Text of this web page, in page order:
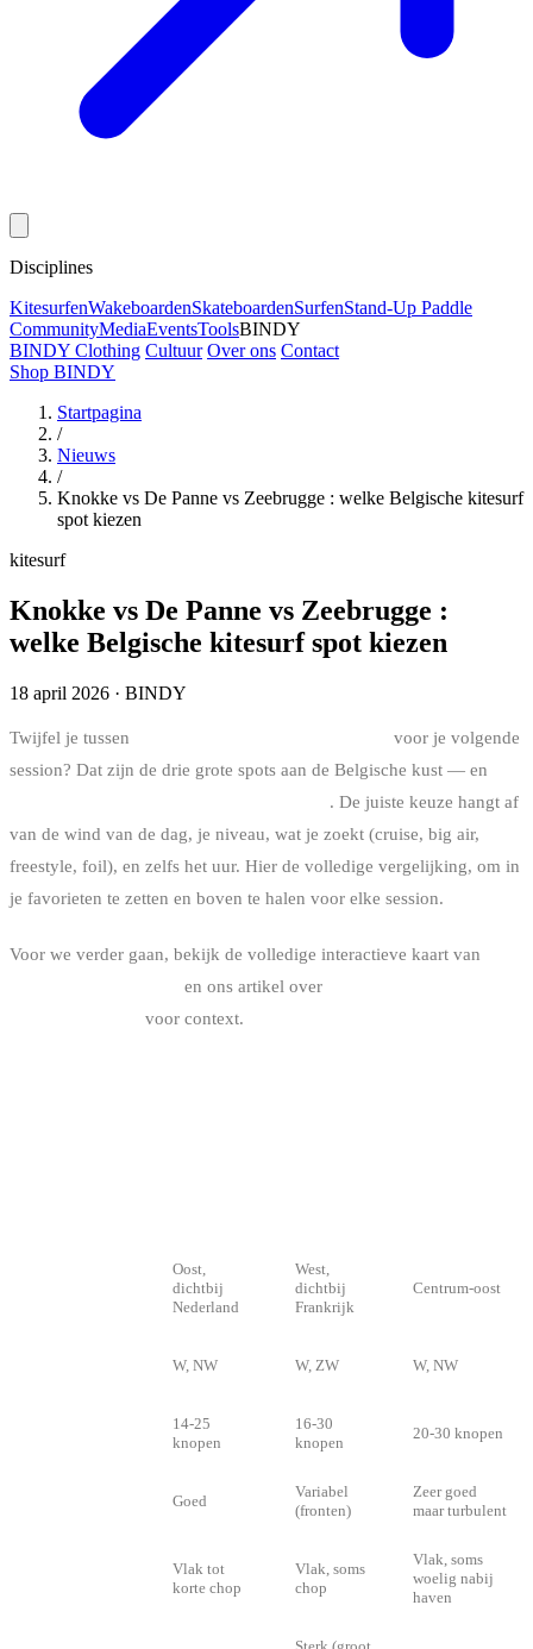
Disciplines
KitesurfenWakeboardenSkateboardenSurfenStand-Up Paddle
CommunityMediaEventsToolsBINDY
BINDY Clothing Cultuur Over ons Contact
Shop BINDY
Startpagina
/
Nieuws
/
Knokke vs De Panne vs Zeebrugge : welke Belgische kitesurf
spot kiezen
kitesurf
Knokke vs De Panne vs Zeebrugge :
welke Belgische kitesurf spot kiezen
18 april 2026 · BINDY
Twijfel je tussen
voor je volgende
session? Dat zijn de drie grote spots aan de Belgische kust — en
. De juiste keuze hangt af
van de wind van de dag, je niveau, wat je zoekt (cruise, big air,
freestyle, foil), en zelfs het uur. Hier de volledige vergelijking, om in
je favorieten te zetten en boven te halen voor elke session.
Voor we verder gaan, bekijk de volledige interactieve kaart van
en ons artikel over
voor context.
Oost,
dichtbij
Nederland
West,
dichtbij
Frankrijk
Centrum-oost
W, NW W, ZW W, NW
14-25
knopen
16-30
knopen
20-30 knopen
Goed
Variabel
(fronten)
Zeer goed
maar turbulent
Vlak tot
korte chop
Vlak, soms
chop
Vlak, soms
woelig nabij
haven